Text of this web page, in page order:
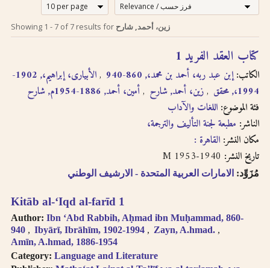
Search tips in
Arabic
Searches you
perform on this site
but not the full texts
searching
technologies for
Arabic OCR develop,
we intend to
introduce full-text
إرشادات للبحث لدى
استخدام الترجمة
الصوتية بالحروف
اللاتينية
إن عملية البحث التي تجريها في
هذا الموقع تعطي وصف
ببليوغرافي عن الكتاب
المسترجع باللغتين العربية
والانجليزية ولكنها لا تقدّم
إمكانية البحث بالنص الكامل.
عندما تتطوّر إمكانية استخدام
تقنيّة التعرّف الضوئي على
Showing 1 - 7of7 results for زين، أحمد, شارح
Kitāb al-ʻIqd al-farīd 1
Author: Ibn ʻAbd Rabbih, Aḥmad ibn Muḥammad, 860-
940
Ibyārī, Ibrāhīm, 1902-1994
Zayn, A.hmad.
Amīn, A.hmad, 1886-1954
Category: Language and Literature
كتاب العقد الفريد 1
الكاتب: إبن عبد ربه، أحمد بن محمد،, 860-940
الأبيارى، إبراهيم،, 1902-
1994،, محقق
زين، أحمد, شارح
أمين، أحمد, 1886-1954م, شارح
فئة الموضوع: اللغات والآداب
الناشر: مطبعة لجنة التأليف والترجمة،
مكان النشر: القاهرة :
تاريخ النشر:
مُزَوِّد: الامارات العربية المتحدة - الارشيف الوطني